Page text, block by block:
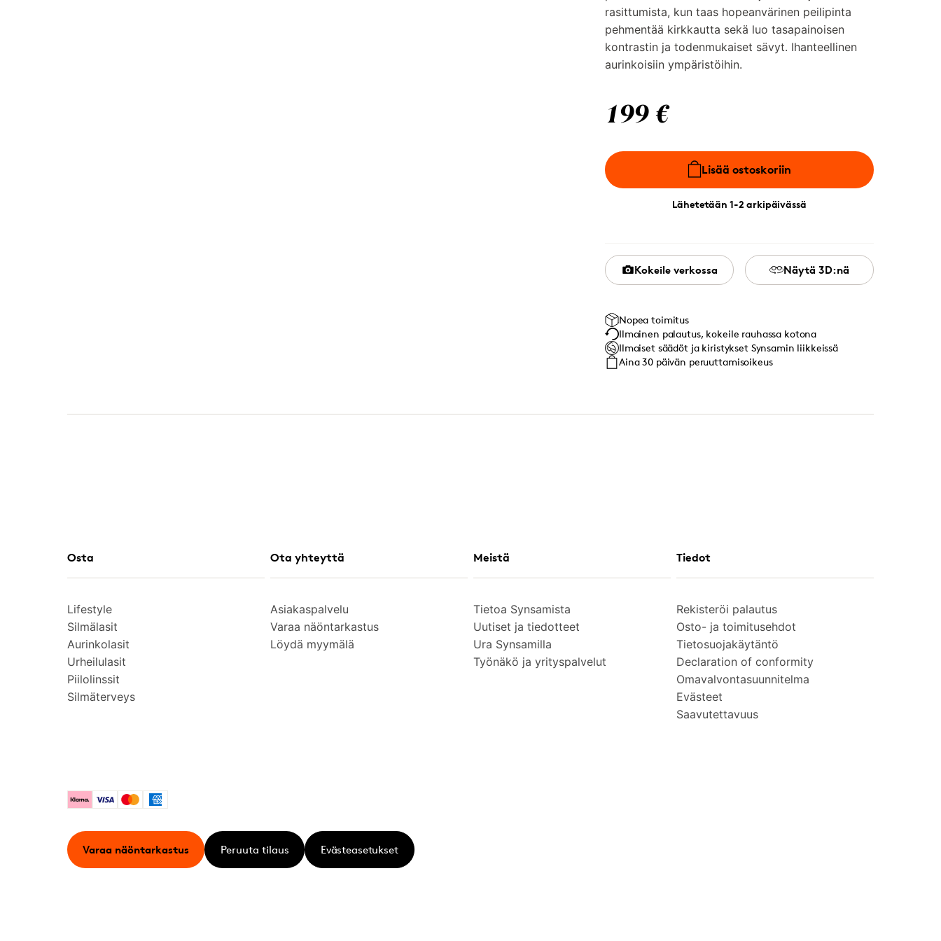
rasittumista, kun taas hopeanvärinen peilipinta
pehmentää kirkkautta sekä luo tasapainoisen
kontrastin ja todenmukaiset sävyt. Ihanteellinen
aurinkoisiin ympäristöihin.
199 €
Lisää ostoskoriin
Lähetetään 1-2 arkipäivässä
Kokeile verkossa Näytä 3D:nä
Nopea toimitus
Ilmainen palautus, kokeile rauhassa kotona
Ilmaiset säädöt ja kiristykset Synsamin liikkeissä
Aina 30 päivän peruuttamisoikeus
Osta
Lifestyle
Silmälasit
Aurinkolasit
Urheilulasit
Piilolinssit
Silmäterveys
Ota yhteyttä
Asiakaspalvelu
Varaa näöntarkastus
Löydä myymälä
Meistä
Tietoa Synsamista
Uutiset ja tiedotteet
Ura Synsamilla
Työnäkö ja yrityspalvelut
Tiedot
Rekisteröi palautus
Osto- ja toimitusehdot
Tietosuojakäytäntö
Declaration of conformity
Omavalvontasuunnitelma
Evästeet
Saavutettavuus
KlarnaVisa MastercardAmerican Express
Varaa näöntarkastus Peruuta tilaus Evästeasetukset